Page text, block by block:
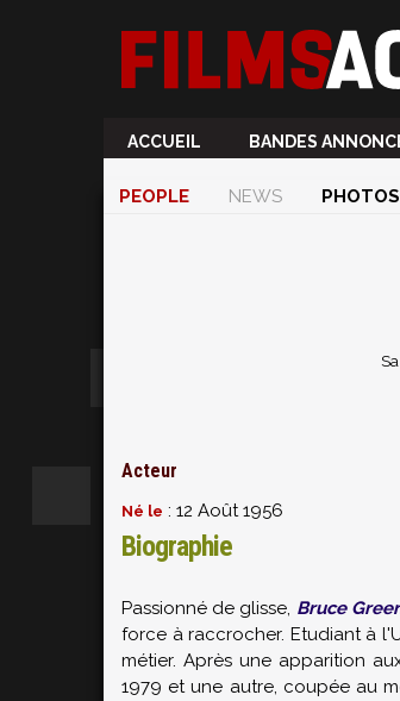
ACCUEIL BANDES
PEOPLE NEWS PHOTOS
Acteur
Né le : 12 Août 1956
Biographie
Passionné de glisse, Bruce
force à raccrocher. Etudiant à
métier. Après une apparition
1979 et une autre, coupée au